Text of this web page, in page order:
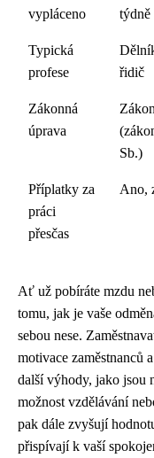
vypláceno
týdně
Typická
profese
řidič
Zákonná
úprava
Sb.)
Příplatky za
práci
přesčas
Ano,
Ať už pobíráte mzdu
tomu, jak je vaše
sebou nese.
motivace zaměstnanců
další výhody, jako jsou
možnost vzdělávání
pak dále zvyšují
přispívají k vaší